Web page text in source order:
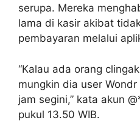
serupa. Mereka
lama di kasir akibat
pembayaran melalui
“Kalau ada orang
mungkin dia user
jam segini,” kata akun
pukul 13.50 WIB.